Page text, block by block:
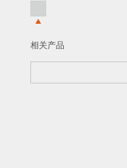
相关产品